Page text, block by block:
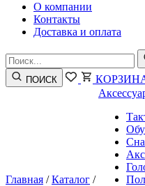
О компании
Контакты
Доставка и оплата
ПОИСК
Главная /Каталог /